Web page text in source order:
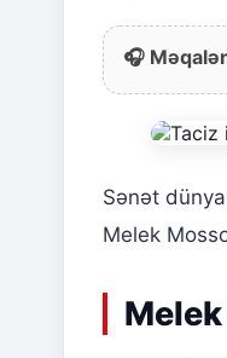
🎧
Sənət
Melek